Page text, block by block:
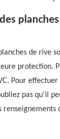
de rive
protection.
Pour
pas qu'il